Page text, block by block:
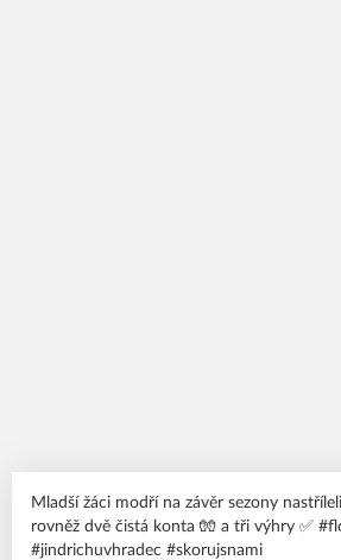
Mladší žáci modří na závěr sezony
rovněž dvě čistá konta 🧤 a tři výhry ✅
#jindrichuvhradec #skorujsnami